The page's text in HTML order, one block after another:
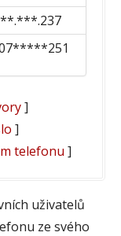
]
]
telefonu ]
uživatelů
ze svého